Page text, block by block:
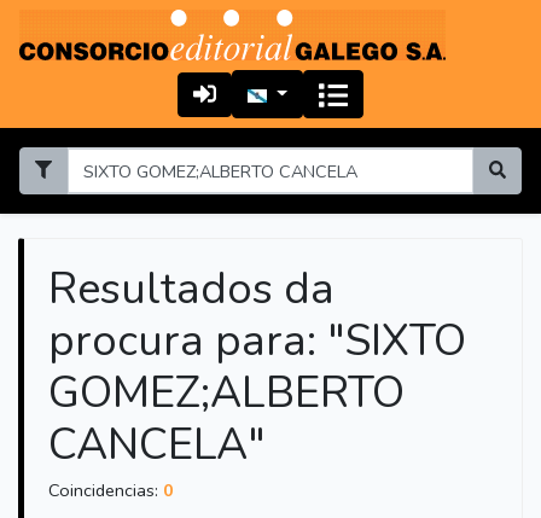
Resultados da
procura para: "SIXTO
GOMEZ;ALBERTO
CANCELA"
Coincidencias: 0